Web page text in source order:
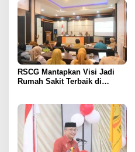
RSCG Mantapkan Visi Jadi
Rumah Sakit Terbaik di